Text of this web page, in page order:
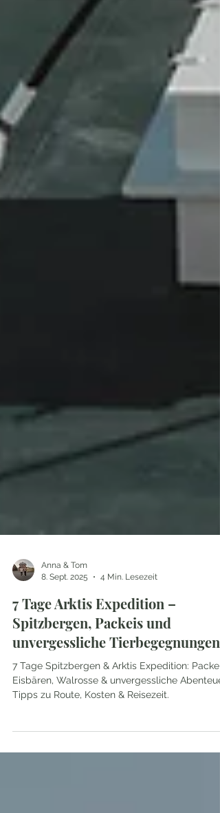
Anna & Tom
8. Sept. 2025
4 Min. Lesezeit
7 Tage Arktis Expedition –
Spitzbergen, Packeis und
unvergessliche Tierbegegnungen
Eisbären, Walrosse & unvergessliche